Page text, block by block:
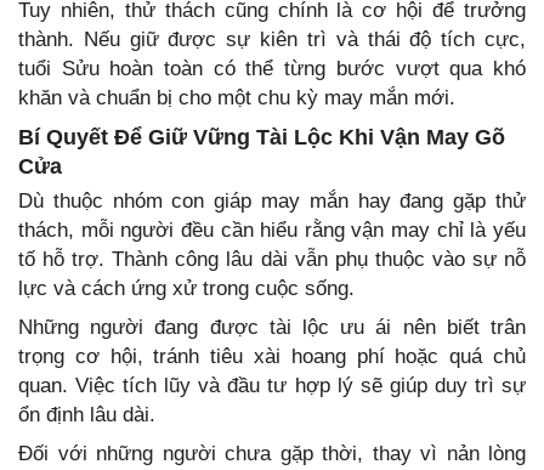
Tuy nhiên, thử thách cũng chính là cơ hội để trưởng
thành. Nếu giữ được sự kiên trì và thái độ tích cực,
tuổi Sửu hoàn toàn có thể từng bước vượt qua khó
khăn và chuẩn bị cho một chu kỳ may mắn mới.
Bí Quyết Để Giữ Vững Tài Lộc Khi Vận May Gõ
Cửa
Dù thuộc nhóm con giáp may mắn hay đang gặp thử
thách, mỗi người đều cần hiểu rằng vận may chỉ là yếu
tố hỗ trợ. Thành công lâu dài vẫn phụ thuộc vào sự nỗ
lực và cách ứng xử trong cuộc sống.
Những người đang được tài lộc ưu ái nên biết trân
trọng cơ hội, tránh tiêu xài hoang phí hoặc quá chủ
quan. Việc tích lũy và đầu tư hợp lý sẽ giúp duy trì sự
ổn định lâu dài.
Đối với những người chưa gặp thời, thay vì nản lòng